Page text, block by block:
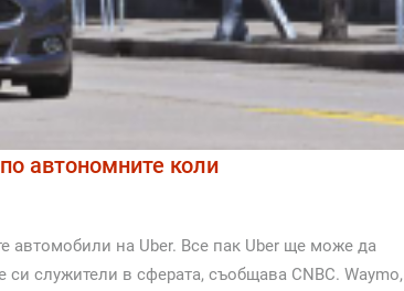
автономните коли
автомобили на Uber. Все пак Uber ще може да
служители в сферата, съобщава CNBC. Waymo,